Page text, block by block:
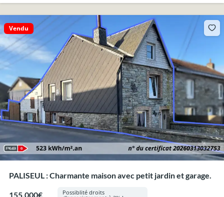
Vendu
PALISEUL : Charmante maison avec petit jardin et garage.
155.000€ Possiblité droits